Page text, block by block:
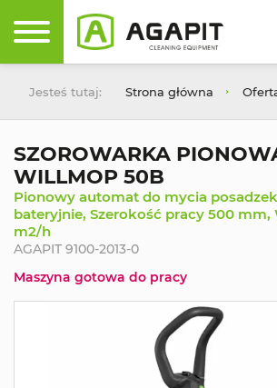
Jesteś tutaj: Strona główna
SZOROWARKA
WILLMOP 50B
Pionowy automat do mycia
bateryjnie, Szerokość pracy 500 mm,
m2/h
AGAPIT 9100-2013-0
Maszyna gotowa do pracy